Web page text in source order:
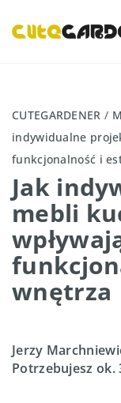
CUTEGARDENER /
indywidualne
funkcjonalność i
Jak
mebli
wnętrza
Jerzy
Potrzebujesz ok.